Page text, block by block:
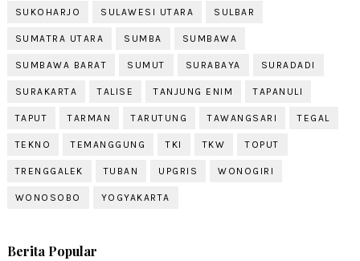
SUKOHARJO SULAWESI UTARA SULBAR
SUMATRA UTARA SUMBA SUMBAWA
SUMBAWA BARAT SUMUT SURABAYA SURADADI
SURAKARTA TALISE TANJUNG ENIM TAPANULI
TAPUT TARMAN TARUTUNG TAWANGSARI TEGAL
TEKNO TEMANGGUNG TKI TKW TOPUT
TRENGGALEK TUBAN UPGRIS WONOGIRI
WONOSOBO YOGYAKARTA
Berita Popular